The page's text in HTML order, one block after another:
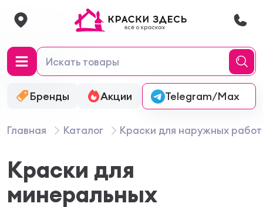
Бренды Акции Онлайн-колеровка
Telegram/Max
Главная Каталог Краски для наружных работ
Краски для
минеральных